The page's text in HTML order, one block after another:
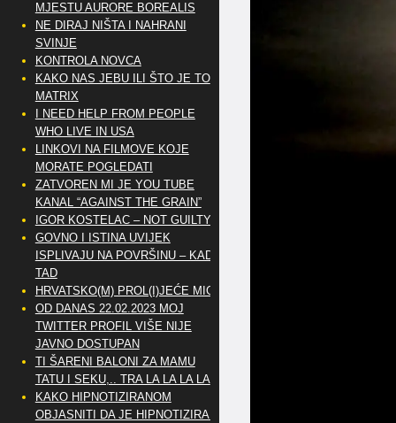
MJESTU AURORE BOREALIS
NE DIRAJ NIŠTA I NAHRANI
SVINJE
KONTROLA NOVCA
KAKO NAS JEBU ILI ŠTO JE TO
MATRIX
I NEED HELP FROM PEOPLE
WHO LIVE IN USA
LINKOVI NA FILMOVE KOJE
MORATE POGLEDATI
ZATVOREN MI JE YOU TUBE
KANAL “AGAINST THE GRAIN”
IGOR KOSTELAC – NOT GUILTY
GOVNO I ISTINA UVIJEK
ISPLIVAJU NA POVRŠINU – KAD
TAD
HRVATSKO(M) PROL(I)JEĆE MIG
OD DANAS 22.02.2023 MOJ
TWITTER PROFIL VIŠE NIJE
JAVNO DOSTUPAN
TI ŠARENI BALONI ZA MAMU
TATU I SEKU,.. TRA LA LA LA LA
KAKO HIPNOTIZIRANOM
OBJASNITI DA JE HIPNOTIZIRAN